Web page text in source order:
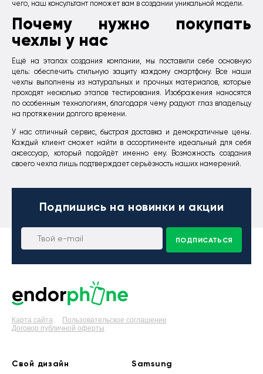
чего, наш консультант поможет вам в создании уникальной модели.
Почему нужно покупать
чехлы у нас
Ещё на этапах создания компании, мы поставили себе основную
цель: обеспечить стильную защиту каждому смартфону. Все наши
чехлы выполнены из натуральных и прочных материалов, которые
проходят несколько этапов тестирования. Изображения наносятся
по особенным технологиям, благодаря чему радуют глаз владельцу
на протяжении долгого времени.
У нас отличный сервис, быстрая доставка и демократичные цены.
Каждый клиент сможет найти в ассортименте идеальный для себя
аксессуар, который подойдёт именно ему. Возможность создания
своего чехла лишь подтверждает серьёзность наших намерений.
Подпишись на новинки и акции
ПОДПИСАТЬСЯ
Карта сайта
Пользовательское соглашение
Договор публичной оферты
Свой дизайн
Samsung